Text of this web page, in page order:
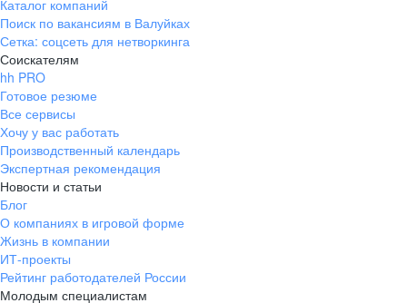
Каталог компаний
Поиск по вакансиям в Валуйках
Сетка: соцсеть для нетворкинга
Соискателям
hh PRO
Готовое резюме
Все сервисы
Хочу у вас работать
Производственный календарь
Экспертная рекомендация
Новости и статьи
Блог
О компаниях в игровой форме
Жизнь в компании
ИТ-проекты
Рейтинг работодателей России
Молодым специалистам